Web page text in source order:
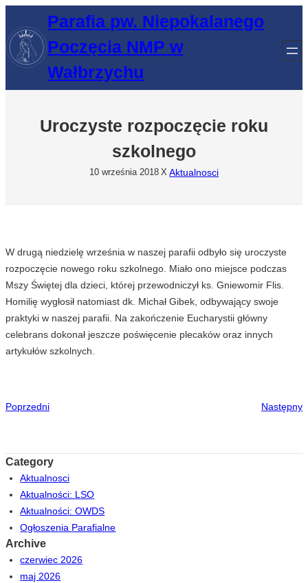
treści
Parafia pw. Niepokalanego
Poczęcia NMP w
Wałbrzychu
Uroczyste rozpoczęcie roku
szkolnego
10 września 2018 X Aktualnosci
W drugą niedzielę września w naszej parafii odbyło się uroczyste
rozpoczęcie nowego roku szkolnego. Miało ono miejsce podczas
Mszy Świętej dla dzieci, której przewodniczył ks. Gniewomir Flis.
Homilię wygłosił natomiast dk. Michał Gibek, odbywający swoje
praktyki w naszej parafii. Na zakończenie Eucharystii główny
celebrans dokonał jeszcze poświęcenie plecaków oraz innych
artykułów szkolnych.
Poprzedni Następny
Category
Aktualnosci
Aktualności: LSO
Aktualności: OWDS
Ogłoszenia Parafialne
Archive
czerwiec 2026
maj 2026